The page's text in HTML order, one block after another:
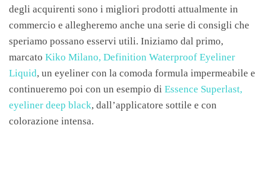
degli acquirenti sono i migliori prodotti attualmente in
commercio e allegheremo anche una serie di consigli che
speriamo possano esservi utili. Iniziamo dal primo,
marcato Kiko Milano, Definition Waterproof Eyeliner
Liquid, un eyeliner con la comoda formula impermeabile e
continueremo poi con un esempio di Essence Superlast,
eyeliner deep black, dall’applicatore sottile e con
colorazione intensa.